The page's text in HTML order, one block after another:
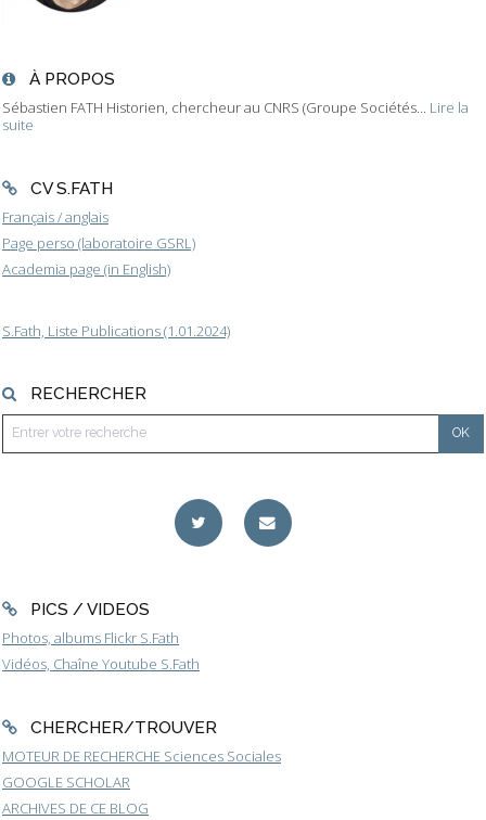
À PROPOS
Sébastien FATH Historien, chercheur au CNRS (Groupe Sociétés... Lire la
suite
CV S.FATH
Français / anglais
Page perso (laboratoire GSRL)
Academia page (in English)
S.Fath, Liste Publications (1.01.2024)
RECHERCHER
PICS / VIDEOS
Photos, albums Flickr S.Fath
Vidéos, Chaîne Youtube S.Fath
CHERCHER/TROUVER
MOTEUR DE RECHERCHE Sciences Sociales
GOOGLE SCHOLAR
ARCHIVES DE CE BLOG